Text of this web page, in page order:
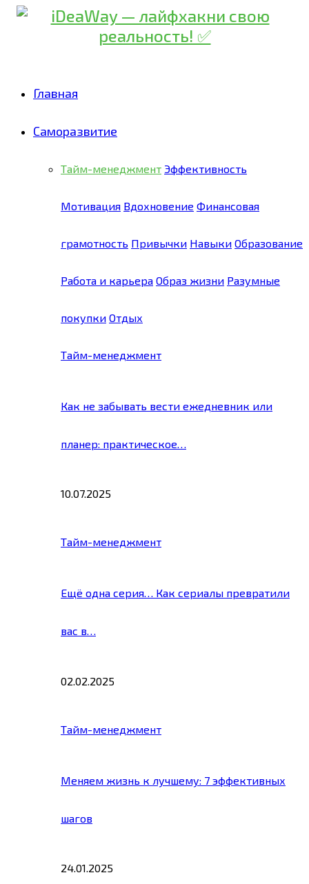
Главная
Саморазвитие
Тайм-менеджмент Эффективность
Мотивация Вдохновение Финансовая
грамотность Привычки Навыки Образование
Работа и карьера Образ жизни Разумные
покупки Отдых
Тайм-менеджмент
Как не забывать вести ежедневник или
планер: практическое…
10.07.2025
Тайм-менеджмент
Ещё одна серия… Как сериалы превратили
вас в…
02.02.2025
Тайм-менеджмент
Меняем жизнь к лучшему: 7 эффективных
шагов
24.01.2025